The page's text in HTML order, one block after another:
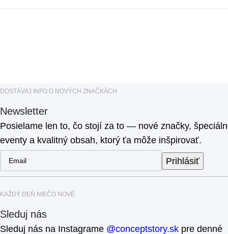
DOSTÁVAJ INFO O NOVÝCH ZNAČKÁCH
Newsletter
Posielame len to, čo stojí za to — nové značky,
eventy a kvalitný obsah, ktorý ťa môže inšpirovať.
Prihlásiť
KAŽDÝ DEŇ NIEČO NOVÉ
Sleduj nás
Sleduj nás na Instagrame @conceptstory.sk pre denné